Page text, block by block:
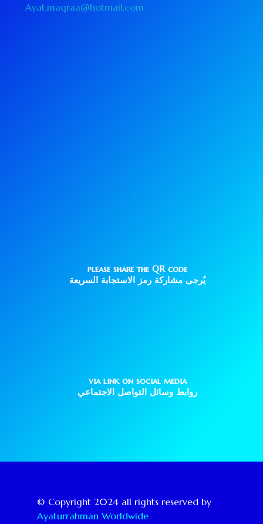
Ayat.maqraa@hotmail.com
please share the QR code
يُرجى مشاركة رمز الاستجابة السريعة
via link on social media
روابط وسائل التواصل الاجتماعي
© Copyright 2024 all rights reserved by
Ayaturrahman Worldwide